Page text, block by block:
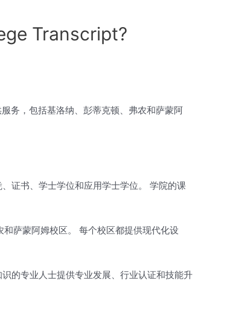
Transcript?
务，包括基洛纳、彭蒂克顿、弗农和萨蒙阿
证书、学士学位和应用学士学位。 学院的课
萨蒙阿姆校区。 每个校区都提供现代化设
的专业人士提供专业发展、行业认证和技能升